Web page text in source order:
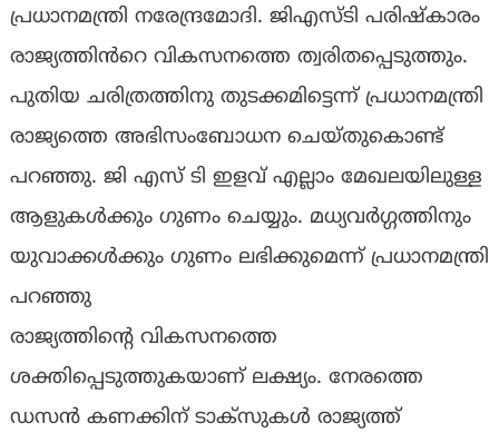
പ്രധാനമന്ത്രി നരേന്ദ്രമോദി. ജിഎസ്ടി പരിഷ്കാരം
രാജ്യത്തിൻറെ വികസനത്തെ ത്വരിതപ്പെടുത്തും.
പുതിയ ചരിത്രത്തിനു തുടക്കമിട്ടെന്ന് പ്രധാനമന്ത്രി
രാജ്യത്തെ അഭിസംബോധന ചെയ്തുകൊണ്ട്
പറഞ്ഞു. ജി എസ് ടി ഇളവ് എല്ലാം മേഖലയിലുള്ള
ആളുകൾക്കും ഗുണം ചെയ്യും. മധ്യവർഗ്ഗത്തിനും
യുവാക്കൾക്കും ഗുണം ലഭിക്കുമെന്ന് പ്രധാനമന്ത്രി
പറഞ്ഞു
രാജ്യത്തിന്റെ വികസനത്തെ
ശക്തിപ്പെടുത്തുകയാണ് ലക്ഷ്യം. നേരത്തെ
ഡസൻ കണക്കിന് ടാക്സുകൾ രാജ്യത്ത്